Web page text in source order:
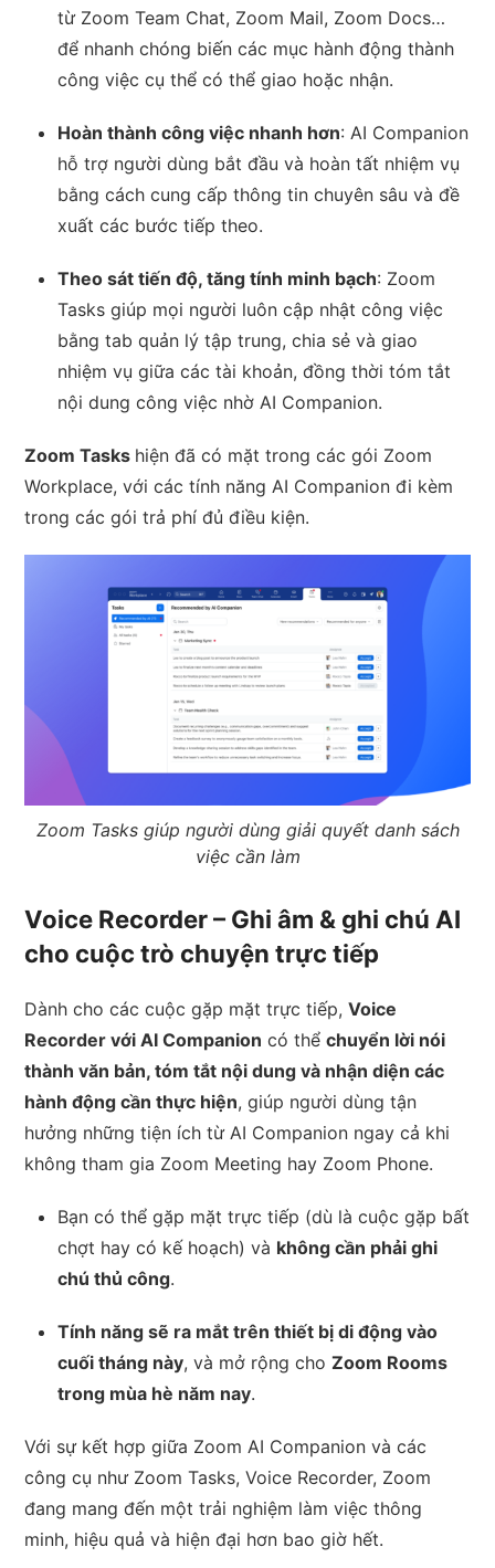
từ Zoom Team Chat, Zoom Mail, Zoom Docs…
để nhanh chóng biến các mục hành động thành
công việc cụ thể có thể giao hoặc nhận.
Hoàn thành công việc nhanh hơn: AI Companion
hỗ trợ người dùng bắt đầu và hoàn tất nhiệm vụ
bằng cách cung cấp thông tin chuyên sâu và đề
xuất các bước tiếp theo.
Theo sát tiến độ, tăng tính minh bạch: Zoom
Tasks giúp mọi người luôn cập nhật công việc
bằng tab quản lý tập trung, chia sẻ và giao
nhiệm vụ giữa các tài khoản, đồng thời tóm tắt
nội dung công việc nhờ AI Companion.
Zoom Tasks hiện đã có mặt trong các gói Zoom
Workplace, với các tính năng AI Companion đi kèm
trong các gói trả phí đủ điều kiện.
Zoom Tasks giúp người dùng giải quyết danh sách
việc cần làm
Voice Recorder – Ghi âm & ghi chú AI
cho cuộc trò chuyện trực tiếp
Dành cho các cuộc gặp mặt trực tiếp,Voice
Recorder với AI Companion có thểchuyển lời nói
thành văn bản, tóm tắt nội dung và nhận diện các
hành động cần thực hiện, giúp người dùng tận
hưởng những tiện ích từ AI Companion ngay cả khi
không tham gia Zoom Meeting hay Zoom Phone.
Bạn có thể gặp mặt trực tiếp (dù là cuộc gặp bất
chợt hay có kế hoạch) và không cần phải ghi
chú thủ công.
Tính năng sẽ ra mắt trên thiết bị di động vào
cuối tháng này, và mở rộng choZoom Rooms
trong mùa hè năm nay.
Với sự kết hợp giữa Zoom AI Companion và các
công cụ như Zoom Tasks, Voice Recorder, Zoom
đang mang đến một trải nghiệm làm việc thông
minh, hiệu quả và hiện đại hơn bao giờ hết.